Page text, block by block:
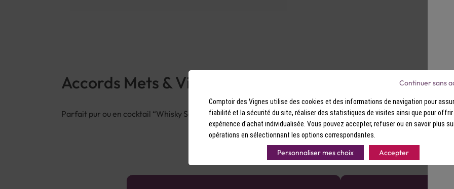
Accords Mets & Vins
Parfait pur ou en cocktail “Whisky Sour” revisité. Excellent compagnon d’une tarte tatin ou d’un fromage à
Comptoir des Vignes utilise des cookies et des informations de navigation pour
fiabilité et la sécurité du site, réaliser des statistiques de visites ainsi que pour offrir
expérience d'achat individualisée. Vous pouvez accepter, refuser ou en savoir plus
opérations en sélectionnant les options correspondantes.
Personnaliser mes choix Accepter
Continuer sans